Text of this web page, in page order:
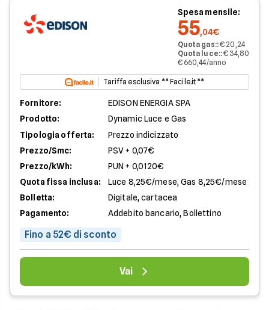
Spesa mensile:
55,04€
Quota gas::€ 20,24
Quota luce::€ 34,80
€ 660,44/anno
Tariffa esclusiva ** Facile.it **
Fornitore:
EDISON ENERGIA SPA
Prodotto:
Dynamic Luce e Gas
Tipologia offerta:
Prezzo indicizzato
Prezzo/Smc:
PSV + 0,07€
Prezzo/kWh:
PUN + 0,0120€
Quota fissa inclusa:
Luce 8,25€/mese, Gas 8,25€/mese
Bolletta:
Digitale, cartacea
Pagamento:
Addebito bancario, Bollettino
Fino a 52€ di sconto
Vai